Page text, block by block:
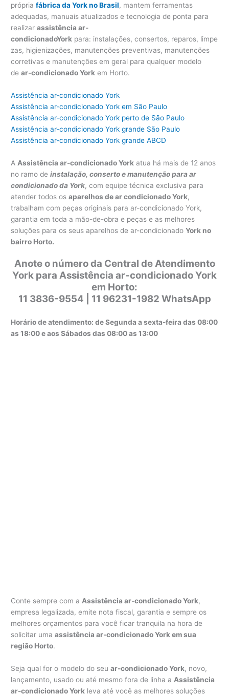
própriafábrica da York no Brasil, mantem ferramentas
adequadas, manuais atualizados e tecnologia de ponta para
realizarassistência ar-
condicionadoYork para: instalações, consertos, reparos, limpe
zas, higienizações, manutenções preventivas, manutenções
corretivas e manutenções em geral para qualquer modelo
dear-condicionado York em Horto.
Assistência ar-condicionado York
Assistência ar-condicionado York em São Paulo
Assistência ar-condicionado York perto de São Paulo
Assistência ar-condicionado York grande São Paulo
Assistência ar-condicionado York grande ABCD
A Assistência ar-condicionado York atua há mais de 12 anos
no ramo deinstalação, conserto e manutenção para ar
condicionado da York, com equipe técnica exclusiva para
atender todos osaparelhos de ar condicionado York,
trabalham com peças originais para ar-condicionado York,
garantia em toda a mão-de-obra e peças e as melhores
soluções para os seus aparelhos de ar-condicionadoYork no
bairro Horto.
Anote o número da Central de Atendimento
York para Assistência ar-condicionado York
em Horto:
11 3836-9554 | 11 96231-1982 WhatsApp
Horário de atendimento: de Segunda a sexta-feira das 08:00
as 18:00 e aos Sábados das 08:00 as 13:00
Conte sempre com a Assistência ar-condicionado York,
empresa legalizada, emite nota fiscal, garantia e sempre os
melhores orçamentos para você ficar tranquila na hora de
solicitar umaassistência ar-condicionado York em sua
região Horto.
Seja qual for o modelo do seuar-condicionado York, novo,
lançamento, usado ou até mesmo fora de linha a Assistência
ar-condicionado York leva até você as melhores soluções